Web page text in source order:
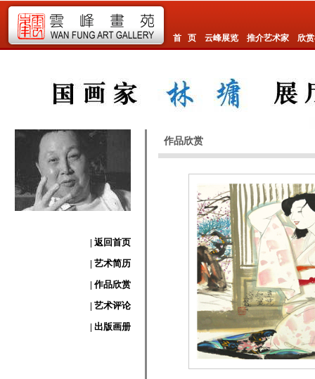
首 页 云峰展览 推介艺术家 欣
| 返回首页
| 艺术简历
| 作品欣赏
| 艺术评论
| 出版画册
作品欣赏